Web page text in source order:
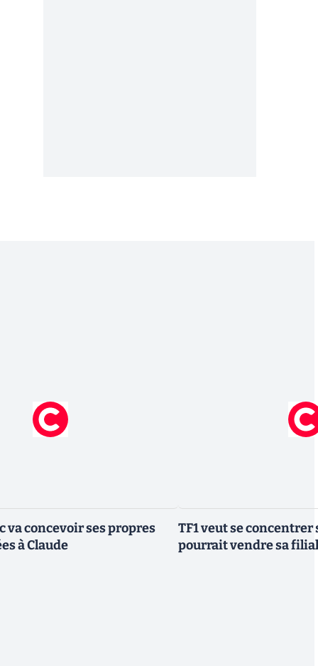
va concevoir ses propres
à Claude
TF1 veut se
pourrait vendre sa